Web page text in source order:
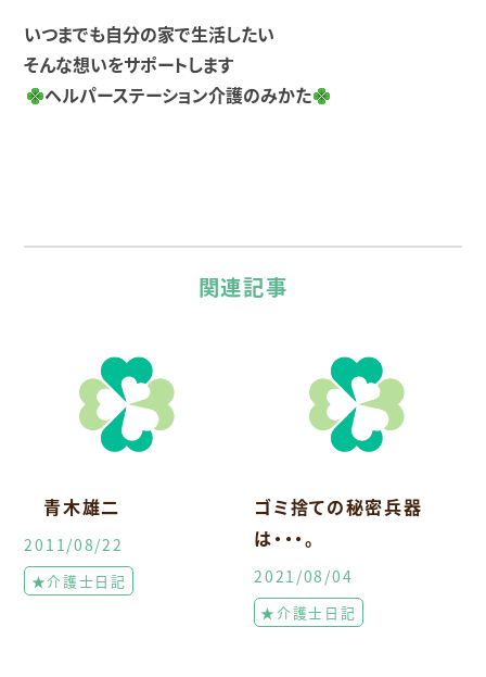
いつまでも自分の家で生活したい
そんな想いをサポートします
ヘルパーステーション介護のみかた
関連記事
青木雄二
2011/08/22
★介護士日記
ゴミ捨ての秘密兵器
は・・・。
2021/08/04
★介護士日記